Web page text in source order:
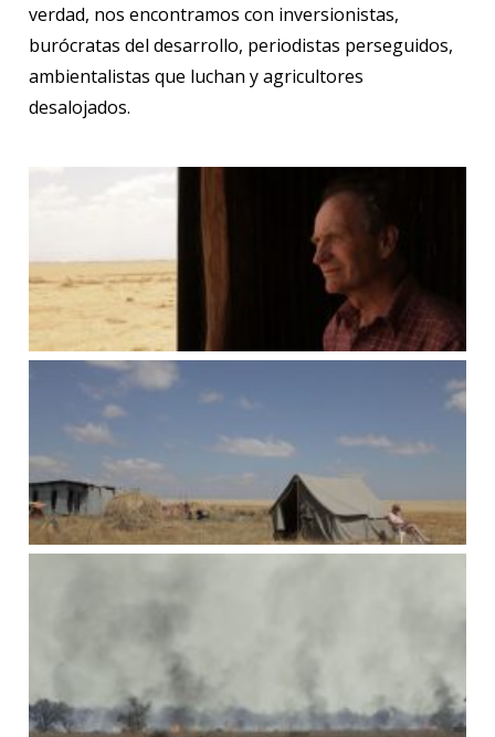
verdad, nos encontramos con inversionistas,
burócratas del desarrollo, periodistas perseguidos,
ambientalistas que luchan y agricultores
desalojados.